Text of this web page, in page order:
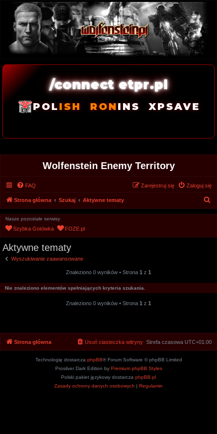
/connect etpr.pl
POL ISH RONINS XPSAVE
Wolfenstein Enemy Territory
FAQ Zaloguj się
Zarejestruj się
Strona główna Szukaj Aktywne tematy
Nasze pozostałe serwisy
Szybka Gotówka FOZE.pl
Aktywne tematy
Wyszukiwanie zaawansowane
Znaleziono 0 wyników • Strona 1 z 1
Nie znaleziono elementów spełniających kryteria szukania.
Znaleziono 0 wyników • Strona 1 z 1
Strona główna Strefa czasowa UTC+01:00
Usuń ciasteczka witryny
Technologię dostarcza phpBB® Forum Software © phpBB Limited
Prosilver Dark Edition by Premium phpBB Styles
Polski pakiet językowy dostarcza phpBB.pl
Zasady ochrony danych osobowych | Regulamin